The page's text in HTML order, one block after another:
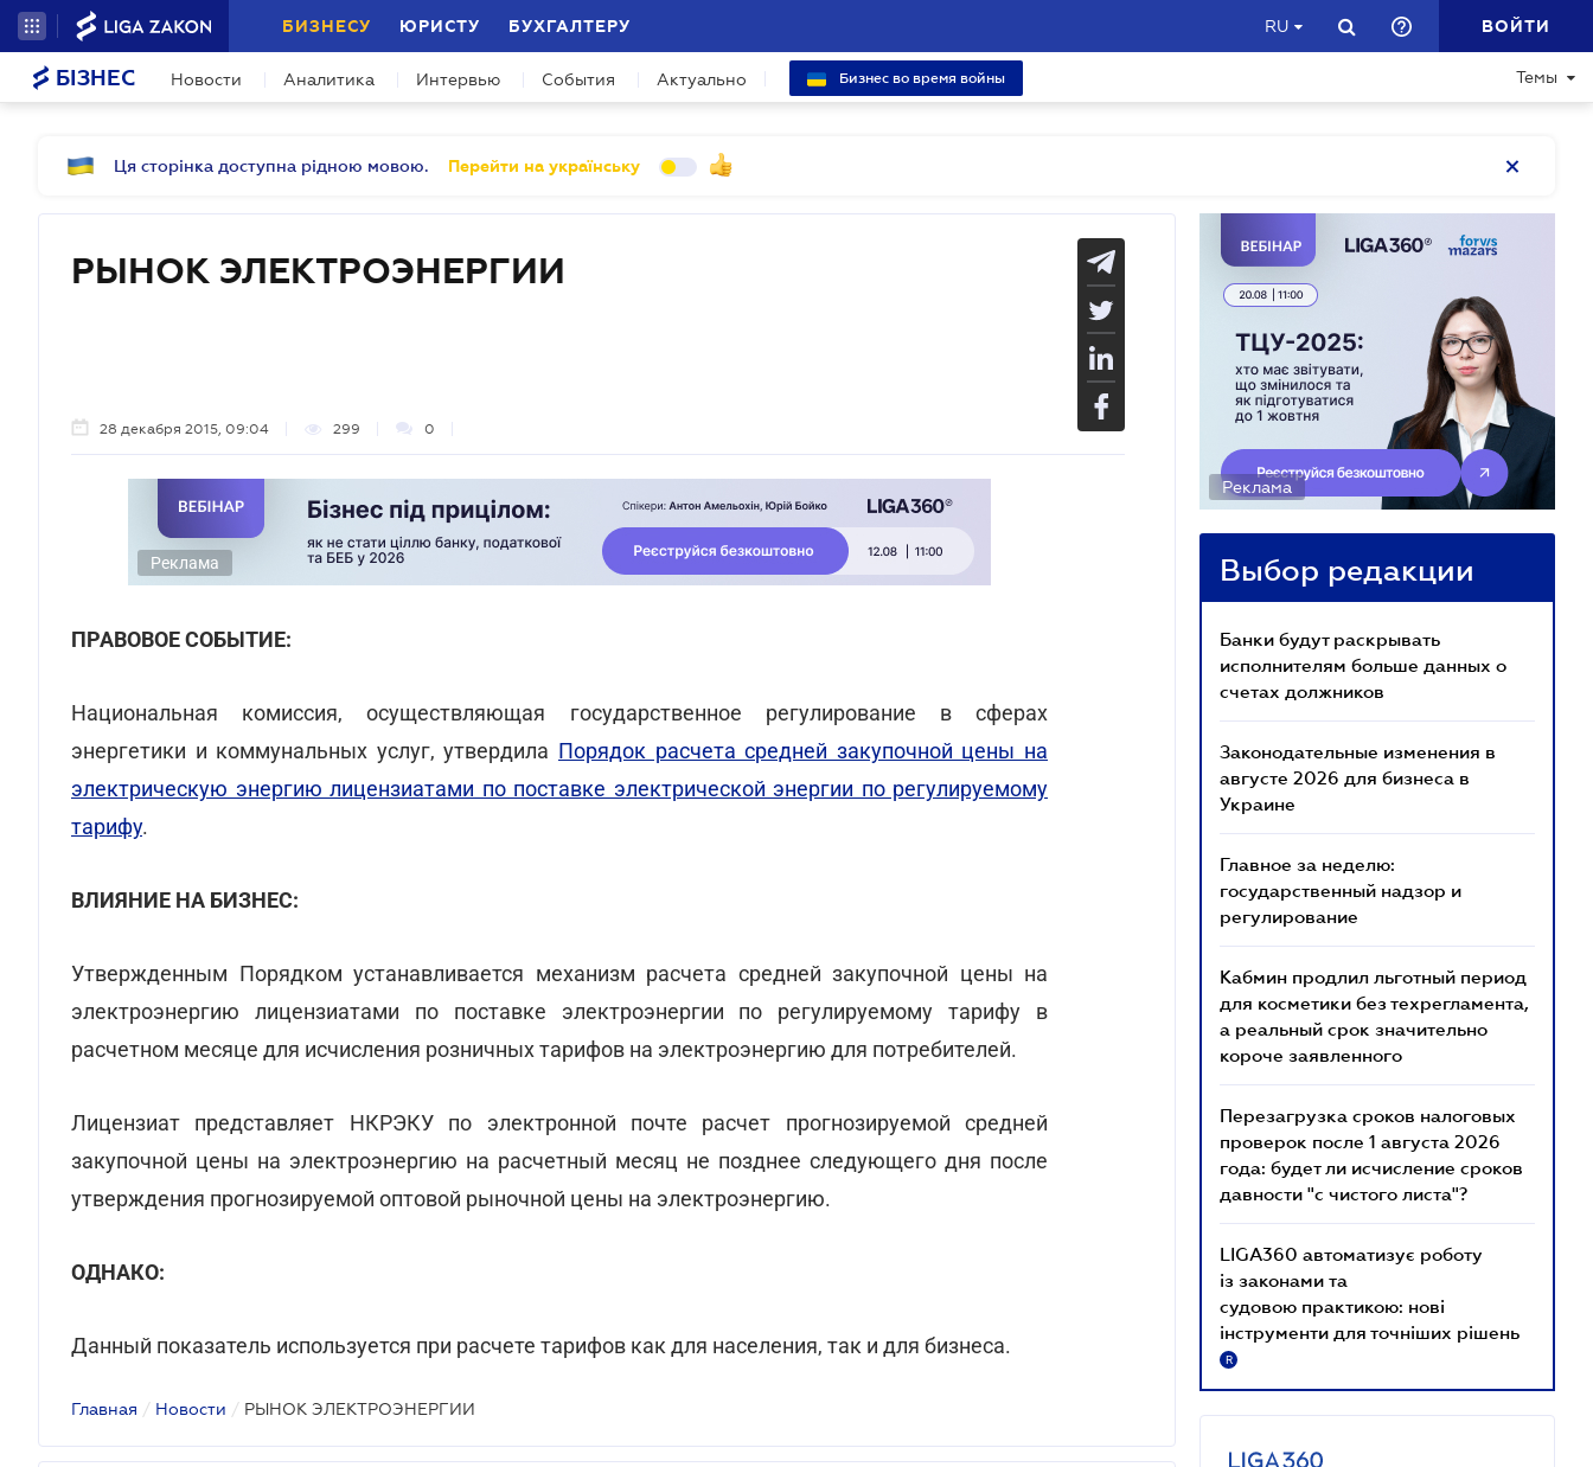
БИЗНЕСУ ЮРИСТУ БУХГАЛТЕРУ RU ВОЙТИ
БІЗНЕС Новости Аналитика Интервью События Актуально Бизнес во время войны Темы
Ця сторінка доступна рідною мовою. Перейти на українську
РЫНОК ЭЛЕКТРОЭНЕРГИИ
28 декабря 2015, 09:04 299 0
Реклама
ПРАВОВОЕ СОБЫТИЕ:
Национальная комиссия, осуществляющая государственное регулирование в сферах
энергетики и коммунальных услуг, утвердила Порядок расчета средней закупочной цены на
электрическую энергию лицензиатами по поставке электрической энергии по регулируемому
тарифу.
ВЛИЯНИЕ НА БИЗНЕС:
Утвержденным Порядком устанавливается механизм расчета средней закупочной цены на
электроэнергию лицензиатами по поставке электроэнергии по регулируемому тарифу в
расчетном месяце для исчисления розничных тарифов на электроэнергию для потребителей.
Лицензиат представляет НКРЭКУ по электронной почте расчет прогнозируемой средней
закупочной цены на электроэнергию на расчетный месяц не позднее следующего дня после
утверждения прогнозируемой оптовой рыночной цены на электроэнергию.
ОДНАКО:
Данный показатель используется при расчете тарифов как для населения, так и для бизнеса.
Главная / Новости / РЫНОК ЭЛЕКТРОЭНЕРГИИ
Реклама
Выбор редакции
Банки будут раскрывать
исполнителям больше данных о
счетах должников
Законодательные изменения в
августе 2026 для бизнеса в
Украине
Главное за неделю:
государственный надзор и
регулирование
Кабмин продлил льготный период
для косметики без техрегламента,
а реальный срок значительно
короче заявленного
Перезагрузка сроков налоговых
проверок после 1 августа 2026
года: будет ли исчисление сроков
давности "с чистого листа"?
LIGA360 автоматизує роботу
із законами та
судовою практикою: нові
інструменти для точніших рішень
R